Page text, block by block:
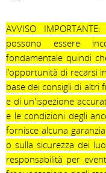
AVVISO
possono essere
fondamentale quindi
l’opportunità di recarsi
base dei consigli di altri
e di un'ispezione
e le condizioni degli
fornisce alcuna
o sulla sicurezza dei
responsabilità per